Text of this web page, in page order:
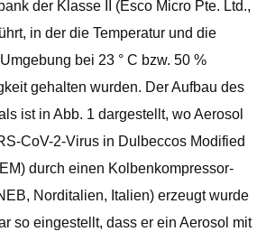
der Klasse II (Esco Micro Pte. Ltd.,
in der die Temperatur und die
bei 23 ° C bzw. 50 %
gehalten wurden. Der Aufbau des
ist in Abb. 1 dargestellt, wo Aerosol
CoV-2-Virus in Dulbeccos Modified
durch einen Kolbenkompressor-
Norditalien, Italien) erzeugt wurde
so eingestellt, dass er ein Aerosol mit